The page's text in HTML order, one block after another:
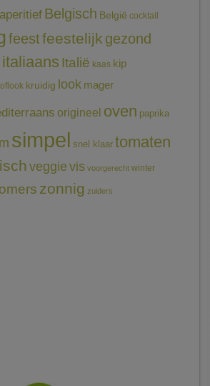
aperitief Belgisch België cocktail
feestfeestelijk gezond
italiaans Italië kaas kip
kruidig look mager
origineel oven paprika
simpel snel klaar tomaten
veggie vis voorgerecht winter
zonnig zuiders